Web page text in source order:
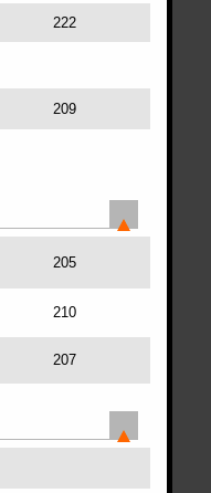
222
209
205
210
207